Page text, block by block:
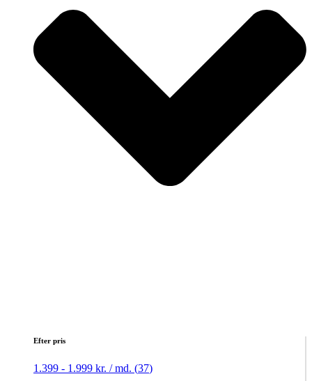
Efter pris
1.399 - 1.999 kr. / md. (37)